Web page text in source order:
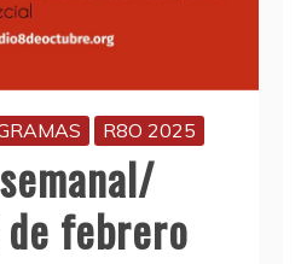
R8O 2025
febrero